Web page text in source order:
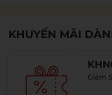
KHUYẾN MÃI
Giảm